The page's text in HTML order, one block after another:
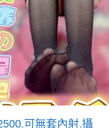
可無套內射.攝